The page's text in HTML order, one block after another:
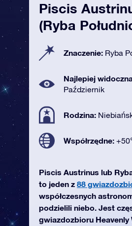
Piscis
(Ryba
Znaczenie: Ryba
Najlepiej
Październik
Rodzina:
Współrzędne:
Piscis Austrinus lub
to jeden z 88
współczesnych
podzielili niebo. Jest
gwiazdozbioru Heavenly